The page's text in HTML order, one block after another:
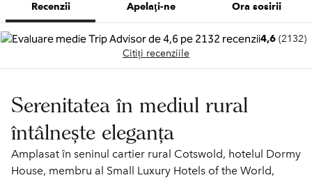
Recenzii Apelaţi-ne Ora sosirii
4,6 (2132)
Citiți recenziile
Serenitatea în mediul rural
întâlnește eleganța
Amplasat în seninul cartier rural Cotswold, hotelul Dormy
House, membru al Small Luxury Hotels of the World,